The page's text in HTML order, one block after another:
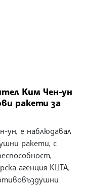
Ким Чен-ун
ракети за
ун, е наблюдавал
ракети, с
агенция КЦТА,